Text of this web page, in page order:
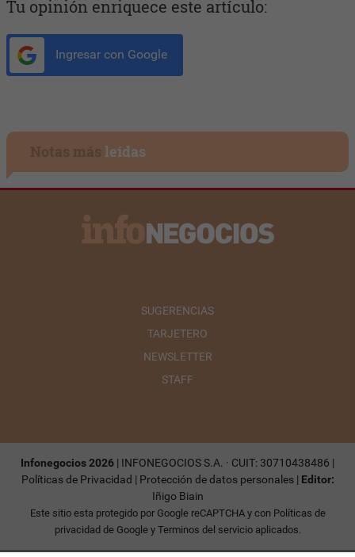
Tu opinión enriquece este artículo:
Ingresar con Google
leídas
SUGERENCIAS
TARJETERO
NEWSLETTER
STAFF
Infonegocios 2026 | INFONEGOCIOS S.A. · CUIT: 30710438486 |
Políticas de Privacidad | Protección de datos personales| Editor:
Iñigo Biain
Este sitio esta protegido por Google reCAPTCHA y con Políticas de
privacidad de Googley Terminos del servicioaplicados.